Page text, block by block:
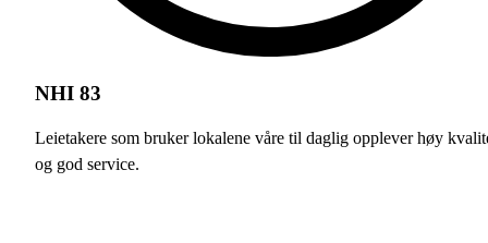
NHI 83
Leietakere som bruker lokalene våre til daglig opplever høy
og god service.